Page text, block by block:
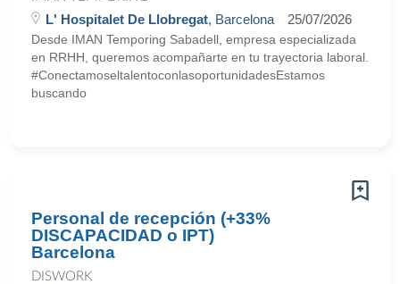
L' Hospitalet De Llobregat, Barcelona 25/07/2026
Desde IMAN Temporing Sabadell, empresa especializada
en RRHH, queremos acompañarte en tu trayectoria laboral.
#ConectamoseltalentoconlasoportunidadesEstamos
buscando
Personal de recepción (+33%
DISCAPACIDAD o IPT)
Barcelona
DISWORK